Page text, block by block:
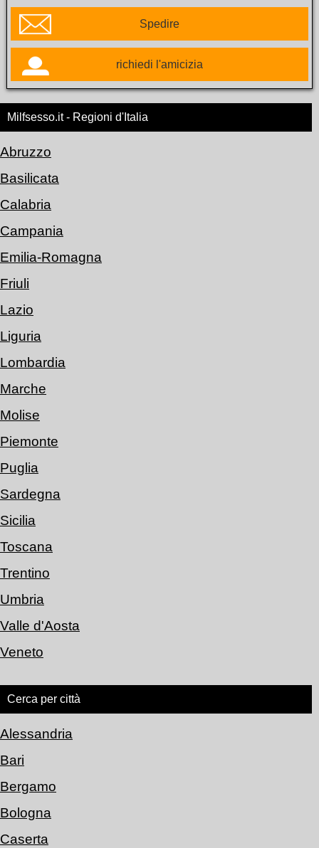
Spedire
richiedi l'amicizia
Milfsesso.it - Regioni d'Italia
Abruzzo
Basilicata
Calabria
Campania
Emilia-Romagna
Friuli
Lazio
Liguria
Lombardia
Marche
Molise
Piemonte
Puglia
Sardegna
Sicilia
Toscana
Trentino
Umbria
Valle d'Aosta
Veneto
Cerca per città
Alessandria
Bari
Bergamo
Bologna
Caserta